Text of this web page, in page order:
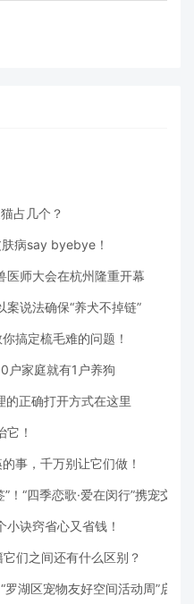
占几个？
病say byebye！
医师大会在杭州隆重开幕
说法确保“养犬不掉链”
搞定梳毛难的问题！
户家庭就有1户养狗
的正确打开方式在这里
！
事，千万别让它们做！
！“四季恋歌·爱在闵行”携宠交友
诀窍省心又省钱！
们之间还有什么区别？
湖区宠物友好空间活动周”启动